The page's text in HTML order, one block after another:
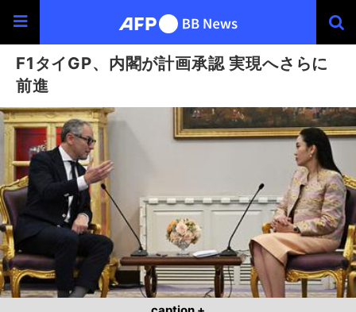
F1タイGP、内閣が計画承認 実現へさらに
前進